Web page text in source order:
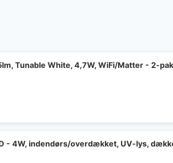
Tunable White, 4,7W, WiFi/Matter - 2-pak
- 4W, indendørs/overdækket, UV-lys,